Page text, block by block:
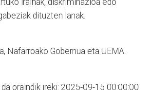
dituzten lanak.
Nafarroako Gobernua eta UEMA.
oraindik ireki: 2025-09-15 00:00:00